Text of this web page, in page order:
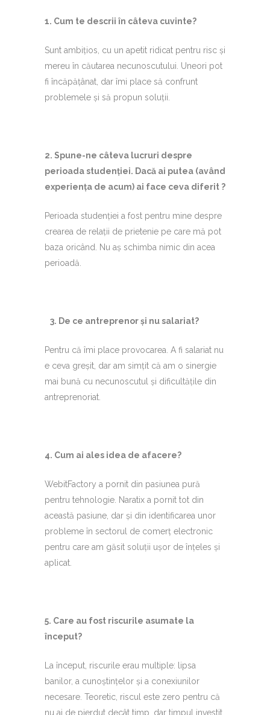
1.⁠ ⁠Cum te descrii în câteva cuvinte?
Sunt ambițios, cu un apetit ridicat pentru risc și
mereu în căutarea necunoscutului. Uneori pot
fi încăpățânat, dar îmi place să confrunt
problemele și să propun soluții.
2.⁠ ⁠Spune-ne câteva lucruri despre
perioada studenției. Dacă ai putea (având
experiența de acum) ai face ceva diferit ?
Perioada studenției a fost pentru mine despre
crearea de relații de prietenie pe care mă pot
baza oricând. Nu aș schimba nimic din acea
perioadă.
3.⁠ ⁠De ce antreprenor și nu salariat?
Pentru că îmi place provocarea. A fi salariat nu
e ceva greșit, dar am simțit că am o sinergie
mai bună cu necunoscutul și dificultățile din
antreprenoriat.
4.⁠ ⁠Cum ai ales idea de afacere?
WebitFactory a pornit din pasiunea pură
pentru tehnologie. Naratix a pornit tot din
această pasiune, dar și din identificarea unor
probleme în sectorul de comerț electronic
pentru care am găsit soluții ușor de înțeles și
aplicat.
5.⁠ ⁠Care au fost riscurile asumate la
început?
La început, riscurile erau multiple: lipsa
banilor, a cunoștințelor și a conexiunilor
necesare. Teoretic, riscul este zero pentru că
nu ai de pierdut decât timp, dar timpul investit